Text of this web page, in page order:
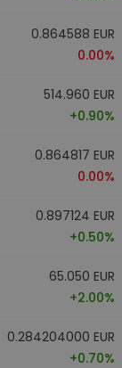
0.864588 EUR
0.00%
514.960 EUR
+0.90%
0.864817 EUR
0.00%
0.897124 EUR
+0.50%
65.050 EUR
+2.00%
0.284204000 EUR
+0.70%